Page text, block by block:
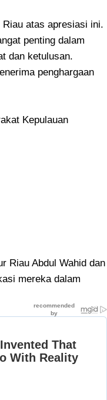
atas apresiasi ini.
penting dalam
dan ketulusan.
penghargaan
Kepulauan
Riau Abdul Wahid dan
mereka dalam